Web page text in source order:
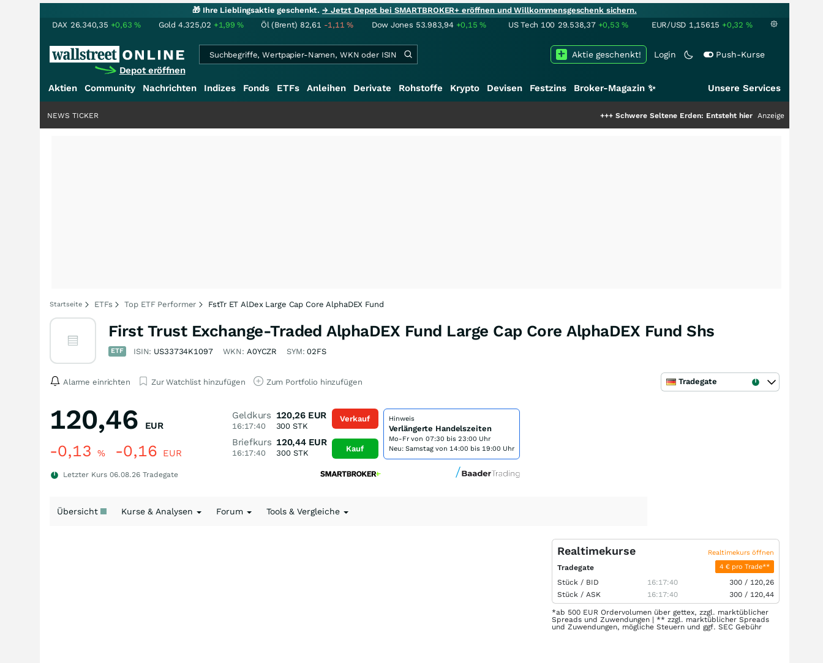
🎁 Ihre Lieblingsaktie geschenkt.→ Jetzt Depot bei SMARTBROKER+ eröffnen und Willkommensgeschenk sichern.
DAX 26.340,35 +0,63% Gold 4.325,02 +1,99% Öl (Brent) 82,61 -1,11% Dow Jones 53.983,94 +0,15% US Tech 100 29.538,37 +0,53% EUR/USD 1,15615 +0,32 %
Depot eröffnen
Login Push-Kurse
Aktie geschenkt!
Aktien Community Nachrichten Indizes Fonds ETFs Anleihen Derivate Rohstoffe Krypto Devisen Festzins Broker-Magazin ✨ Unsere Services
Schwere Seltene Erden: Entsteht hier die nächsteAnzeige
NEWS TICKER
Startseite ETFs Top ETF Performer FstTr ET AlDex Large Cap Core AlphaDEX Fund
First Trust Exchange-Traded AlphaDEX Fund Large Cap Core AlphaDEX Fund Shs
ETF ISIN: US33734K1097 WKN: A0YCZR SYM:02FS
Alarme einrichten Zur Watchlist hinzufügen Zum Portfolio hinzufügen Tradegate
120,46 EUR
-0,13 % -0,16 EUR
Letzter Kurs 06.08.26 Tradegate
Geldkurs
16:17:40
120,26 EUR
300 STK
Briefkurs
16:17:40
120,44 EUR
300STK
Verkauf
Kauf
Hinweis
Verlängerte Handelszeiten
Mo-Fr von 07:30 bis 23:00 Uhr
Neu: Samstag von 14:00 bis 19:00 Uhr
Übersicht Kurse & Analysen Forum Tools & Vergleiche
Realtimekurse Realtimekurs öffnen
Tradegate 4 € pro Trade**
Stück / BID 16:17:40 300 / 120,26
Stück / ASK 16:17:40 300 / 120,44
*ab 500 EUR Ordervolumen über gettex, zzgl. marktüblicher
Spreads und Zuwendungen | ** zzgl. marktüblicher Spreads
und Zuwendungen, mögliche Steuern und ggf. SEC Gebühr